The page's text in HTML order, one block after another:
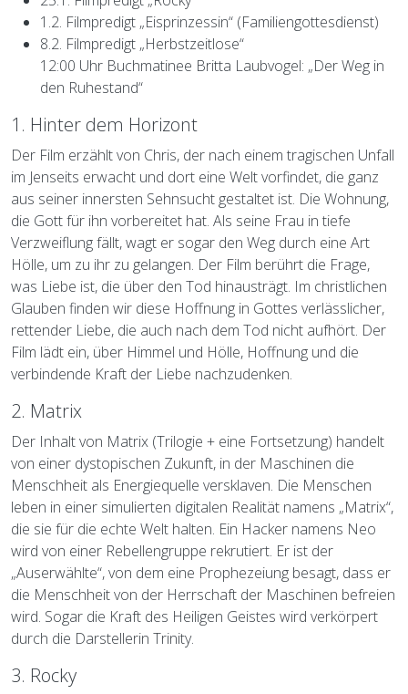
1.2. Filmpredigt „Eisprinzessin“ (Familiengottesdienst)
8.2. Filmpredigt „Herbstzeitlose“
12:00 Uhr Buchmatinee Britta Laubvogel: „Der Weg in
den Ruhestand“
1. Hinter dem Horizont
Der Film erzählt von Chris, der nach einem tragischen Unfall
im Jenseits erwacht und dort eine Welt vorfindet, die ganz
aus seiner innersten Sehnsucht gestaltet ist. Die Wohnung,
die Gott für ihn vorbereitet hat. Als seine Frau in tiefe
Verzweiflung fällt, wagt er sogar den Weg durch eine Art
Hölle, um zu ihr zu gelangen. Der Film berührt die Frage,
was Liebe ist, die über den Tod hinausträgt. Im christlichen
Glauben finden wir diese Hoffnung in Gottes verlässlicher,
rettender Liebe, die auch nach dem Tod nicht aufhört. Der
Film lädt ein, über Himmel und Hölle, Hoffnung und die
verbindende Kraft der Liebe nachzudenken.
2. Matrix
Der Inhalt von Matrix (Trilogie + eine Fortsetzung) handelt
von einer dystopischen Zukunft, in der Maschinen die
Menschheit als Energiequelle versklaven. Die Menschen
leben in einer simulierten digitalen Realität namens „Matrix“,
die sie für die echte Welt halten. Ein Hacker namens Neo
wird von einer Rebellengruppe rekrutiert. Er ist der
„Auserwählte“, von dem eine Prophezeiung besagt, dass er
die Menschheit von der Herrschaft der Maschinen befreien
wird. Sogar die Kraft des Heiligen Geistes wird verkörpert
durch die Darstellerin Trinity.
3. Rocky